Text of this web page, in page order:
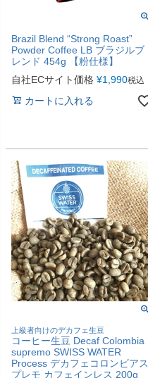
Brazil Blend “Strong Roast”
Powder Coffee LB ブラジルブ
レンド 454g 【粉仕様】
自社ECサイト価格 ¥1,990税込
カートに入れる
上級者向けのデカフェ生豆
コーヒー生豆 Decaf Colombia
supremo SWISS WATER
Process デカフェコロンビアス
プレモ カフェインレス 200g